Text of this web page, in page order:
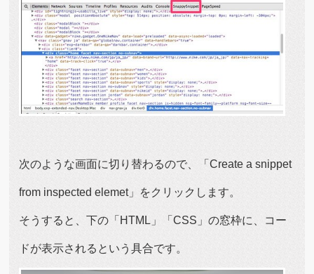
次のような画面に切り替わるので、「Create a snippet
from inspected elemet」をクリックします。
そうすると、下の「HTML」「CSS」の窓枠に、コー
ドが表示されるという具合です。